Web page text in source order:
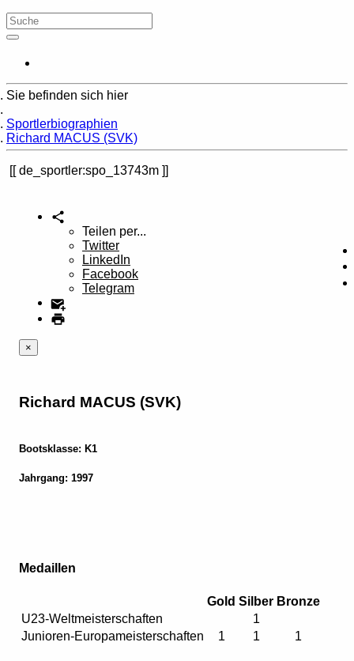
Sie befinden sich hier
Sportlerbiographien
Richard MACUS (SVK)
de_sportler:spo_13743m
Teilen per...
Twitter
LinkedIn
Facebook
Telegram
×
Richard MACUS (SVK)
Bootsklasse: K1
Jahrgang: 1997
Medaillen
Gold Silber Bronze
U23-Weltmeisterschaften
1
Junioren-Europameisterschaften
1 1 1